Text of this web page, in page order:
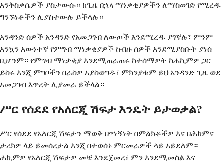
እንቅስቃሴዎች ያስታውሱ። ከጊዜ በኋላ ማነቃቂያዎችን ለማስወገድ የሚረዱ
ግንኙነቶችን ሊያስተውሉ ይችላሉ።
አንዳንድ ሰዎች አንዳንድ የአመጋገብ ለውጦች እንደሚረዱ ያገኛሉ፣ ምንም
እንኳን እውነተኛ የምግብ ማነቃቂያዎች ከብዙ ሰዎች እንደሚያስቡት ያነሰ
ቢሆንም። የምግብ ማነቃቂያ እንደሚጠራጠሩ ከተሰማዎት ከሐኪምዎ ጋር
ይስሩ እንጂ ምግቦችን በራስዎ አያስወግዱ፣ ምክንያቱም ይህ አንዳንድ ጊዜ ወደ
አመጋገብ እጥረት ሊያመራ ይችላል።
ሥር የሰደደ የአለርጂ ሽፍታ እንዴት ይታወቃል?
ሥር የሰደደ የአለርጂ ሽፍታን ማወቅ በዋነኝነት በምልክቶችዎ እና በሕክምና
ታሪክዎ ላይ ይመሰረታል እንጂ በተወሰኑ ምርመራዎች ላይ አይደለም።
ሐኪምዎ የአለርጂ ሽፍታዎ መቼ እንደጀመረ፣ ምን እንደሚመስል እና